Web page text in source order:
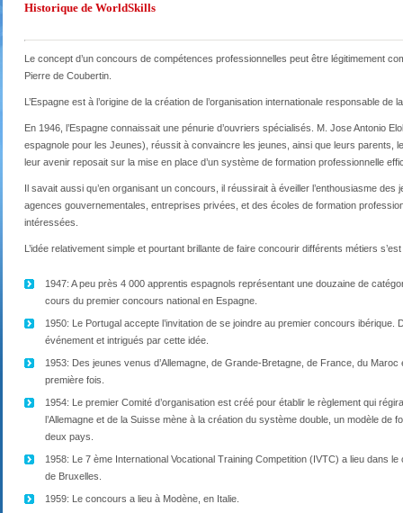
Historique de WorldSkills
Le concept d’un concours de compétences professionnelles peut être légitimement
Pierre de Coubertin.
L’Espagne est à l’origine de la création de l’organisation internationale responsable
En 1946, l’Espagne connaissait une pénurie d’ouvriers spécialisés. M. Jose Antonio
espagnole pour les Jeunes), réussit à convaincre les jeunes, ainsi que leurs parents,
leur avenir reposait sur la mise en place d’un système de formation professionnelle
Il savait aussi qu’en organisant un concours, il réussirait à éveiller l’enthousiasme
agences gouvernementales, entreprises privées, et des écoles de formation
intéressées.
L’idée relativement simple et pourtant brillante de faire concourir différents métiers
1947: A peu près 4 000 apprentis espagnols représentant une douzaine de
cours du premier concours national en Espagne.
1950: Le Portugal accepte l’invitation de se joindre au premier concours
événement et intrigués par cette idée.
1953: Des jeunes venus d’Allemagne, de Grande-Bretagne, de France, du
première fois.
1954: Le premier Comité d’organisation est créé pour établir le règlement qui
l’Allemagne et de la Suisse mène à la création du système double, un modèle de
deux pays.
1958: Le 7 ème International Vocational Training Competition (IVTC) a lieu dans
de Bruxelles.
1959: Le concours a lieu à Modène, en Italie.